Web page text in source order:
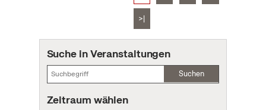
>|
Suche in Veranstaltungen
Suchen
Zeitraum wählen